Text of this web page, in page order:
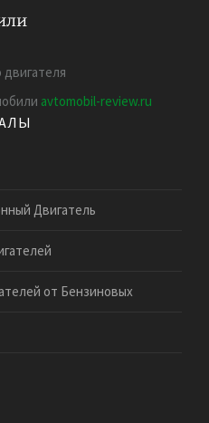
avtomobil-review.ru
Двигатель
от Бензиновых